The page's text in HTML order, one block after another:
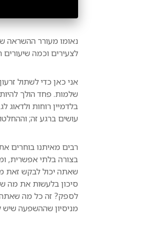
נאומו מעורר ההשראה
לצעירים וכמה
אני כאן כדי לשתול
שלמות. פחד הולך
בלדמיין רוחות
עושים ברגע זה;
רבים מאיתנו בוחרים
בצורה בלתי אפשרית,
שאתה יכול לבקש זאת
סיכון בלעשות את מה
לספק? זה כל מה שאתה
מניסיון שההשפעה